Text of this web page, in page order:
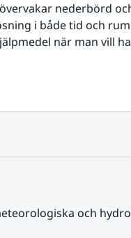
nederbörd
i både tid och
när man vill
och